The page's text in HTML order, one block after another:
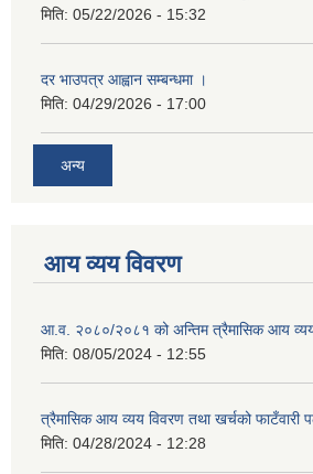
मिति: 05/22/2026 - 15:32
दर भाउपत्र आह्वान सम्बन्धमा ।
मिति: 04/29/2026 - 17:00
अन्य
आय व्यय विवरण
आ.व. २०८०/२०८१ को अन्तिम त्रैमासिक आय
मिति: 08/05/2024 - 12:55
त्रैमासिक आय व्यय विवरण तथा खर्चको फाटँवारी
मिति: 04/28/2024 - 12:28